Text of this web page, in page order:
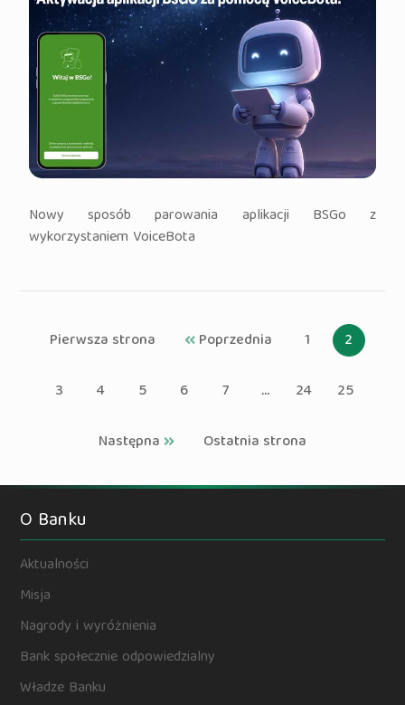
Nowy sposób parowania aplikacji BSGo z
wykorzystaniem VoiceBota
Pierwsza strona Poprzednia 1
2
3
4 5 6 7 ... 24
25
Następna
Ostatnia strona
O Banku
Aktualności
Misja
Nagrody i wyróżnienia
Bank społecznie odpowiedzialny
Władze Banku